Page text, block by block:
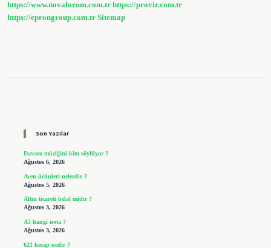
https://www.novaforum.com.tr https://provir.com.tr
https://eprongroup.com.tr Sitemap
Son Yazılar
Davaro müziğini kim söylüyor ?
Ağustos 6, 2026
Aven ürünleri nelerdir ?
Ağustos 5, 2026
Altın ticareti helal midir ?
Ağustos 3, 2026
A5 hangi nota ?
Ağustos 3, 2026
621 hesap nedir ?